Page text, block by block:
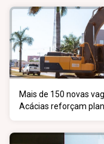
Mais de 150 novas
Acácias reforçam